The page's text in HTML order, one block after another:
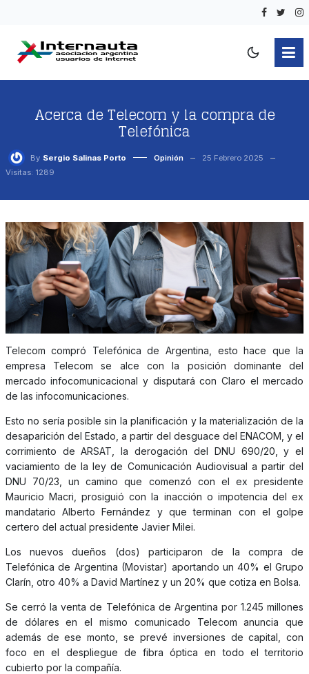
Acerca de Telecom y la compra de
Telefónica
By Sergio Salinas Porto Opinión
25 Febrero 2025
Visitas: 1289
Telecom compró Telefónica de Argentina, esto hace que la
empresa Telecom se alce con la posición dominante del
mercado infocomunicacional y disputará con Claro el mercado
de las infocomunicaciones.
Esto no sería posible sin la planificación y la materialización de la
desaparición del Estado, a partir del desguace del ENACOM, y el
corrimiento de ARSAT, la derogación del DNU 690/20, y el
vaciamiento de la ley de Comunicación Audiovisual a partir del
DNU 70/23, un camino que comenzó con el ex presidente
Mauricio Macri, prosiguió con la inacción o impotencia del ex
mandatario Alberto Fernández y que terminan con el golpe
certero del actual presidente Javier Milei.
Los nuevos dueños (dos) participaron de la compra de
Telefónica de Argentina (Movistar) aportando un 40% el Grupo
Clarín, otro 40% a David Martínez y un 20% que cotiza en Bolsa.
Se cerró la venta de Telefónica de Argentina por 1.245 millones
de dólares en el mismo comunicado Telecom anuncia que
además de ese monto, se prevé inversiones de capital, con
foco en el despliegue de fibra óptica en todo el territorio
cubierto por la compañía.